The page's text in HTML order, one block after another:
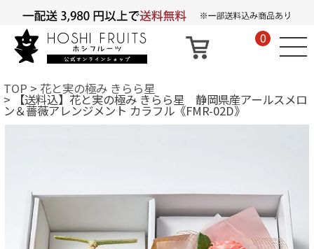
0
TOP 花と実の極み きらら星
【送料込】花と実の極み きらら星 静岡県産アールスメロ
ン＆薔薇アレンジメント カラフル《FMR-02D》